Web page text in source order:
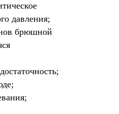
давления;
брюшной